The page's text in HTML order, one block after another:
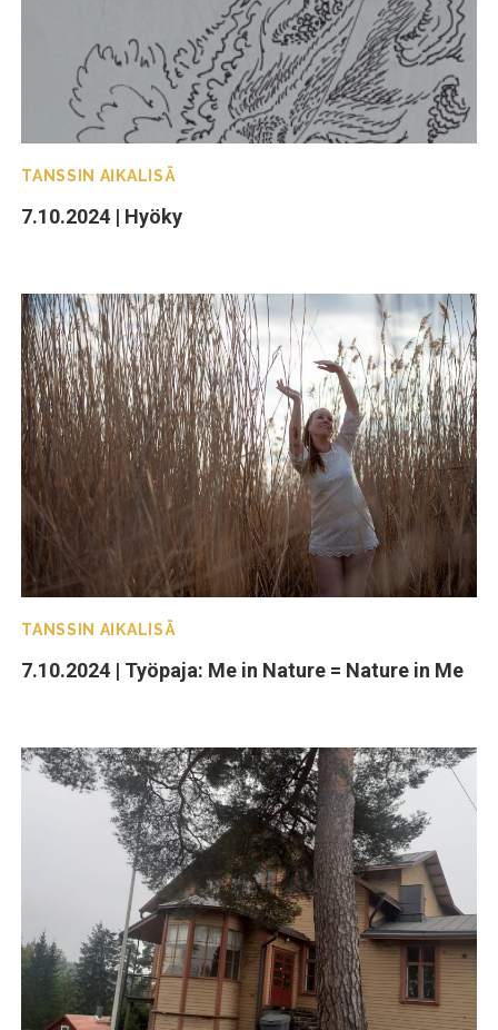
TANSSIN AIKALISÄ
7.10.2024 | Hyöky
TANSSIN AIKALISÄ
7.10.2024 | Työpaja: Me in Nature = Nature in Me